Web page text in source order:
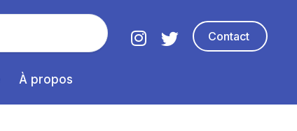
Contact
À propos